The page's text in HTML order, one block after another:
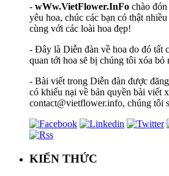
- wWw.VietFlower.InFo chào
yêu hoa, chúc các bạn có thật
cùng với các loài hoa đẹp!
- Đây là Diễn đàn về hoa do đó tất
quan tới hoa sẽ bị chúng tôi xóa bỏ
- Bài viết trong Diễn đàn được
có khiếu nại về bản quyền bài viết
contact@vietflower.info, chúng tôi
KIẾN THỨC